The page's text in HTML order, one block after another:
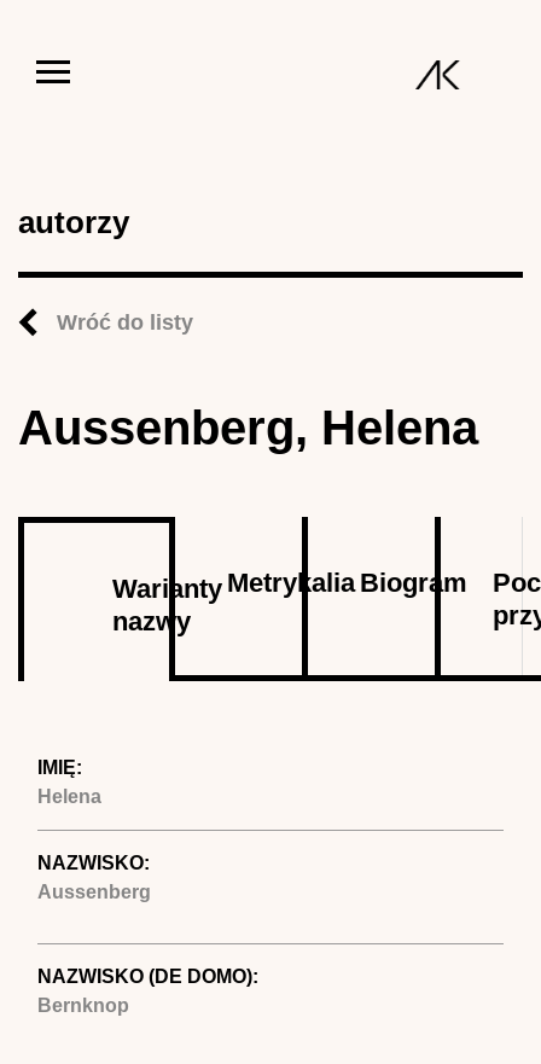
autorzy
Wróć do listy
Aussenberg, Helena
Warianty
nazwy
karta)
MetrykaliaBiogram
IMIĘ:
Helena
NAZWISKO:
Aussenberg
NAZWISKO (DE DOMO):
Bernknop